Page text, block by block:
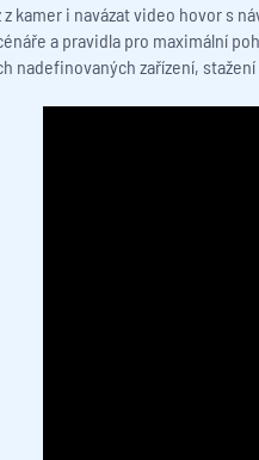
kamer i navázat video hovor s
a pravidla pro maximální
nadefinovaných zařízení,